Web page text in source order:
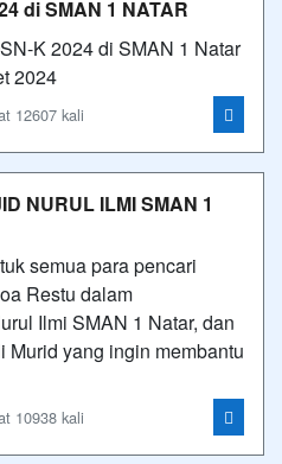
di SMAN 1 NATAR
K 2024 di SMAN 1 Natar
2024
12607 kali
NURUL ILMI SMAN 1
semua para pencari
Restu dalam
Ilmi SMAN 1 Natar, dan
Murid yang ingin membantu
10938 kali